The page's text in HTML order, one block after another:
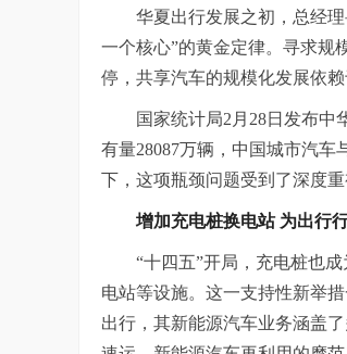
华夏出行发展之初，总经
一个核心”的黄金定律。寻求规
停，共享汽车的规模化发展依
国家统计局2月28日发布中
有量28087万辆，中国城市汽车
下，这项瓶颈问题受到了深度
增加充电桩换电站 为出行
“十四五”开局，充电桩也
电站等设施。这一支持性新举
出行，其新能源汽车业务涵盖